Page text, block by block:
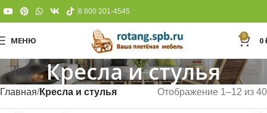
8 800 201-4545
МЕНЮ 0 0
Кресла и стулья
Главная Кресла и стулья Отображение 1–12 из 40